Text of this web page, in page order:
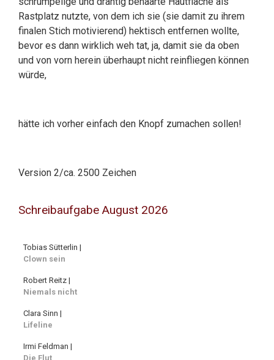
Rastplatz nutzte, von dem ich sie (sie damit zu ihrem
finalen Stich motivierend) hektisch entfernen wollte,
bevor es dann wirklich weh tat, ja, damit sie da oben
und von vorn herein überhaupt nicht reinfliegen können
würde,
hätte ich vorher einfach den Knopf zumachen sollen!
Version 2/ca. 2500 Zeichen
Schreibaufgabe August 2026
Tobias Sütterlin |
Clown sein
Robert Reitz |
Niemals nicht
Clara Sinn |
Lifeline
Irmi Feldman |
Die Flut